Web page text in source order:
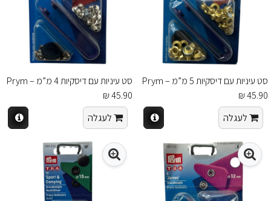
סט עיניות עם דיסקיות 5 מ”מ – Prym
45.90 ₪
לעגלה
סט עיניות עם דיסקיות 4 מ”מ – Prym
45.90 ₪
לעגלה